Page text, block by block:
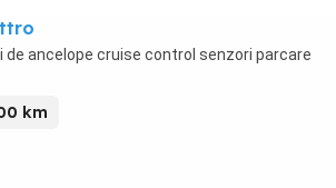
de ancelope cruise control senzori parcare
km